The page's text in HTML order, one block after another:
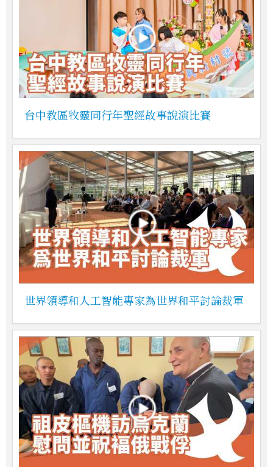
台中教區牧靈同行年聖經故事說演比賽
世界領導和人工智能專家為世界和平討論裁軍